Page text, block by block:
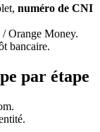
numéro de CNI
Orange Money.
bancaire.
par étape